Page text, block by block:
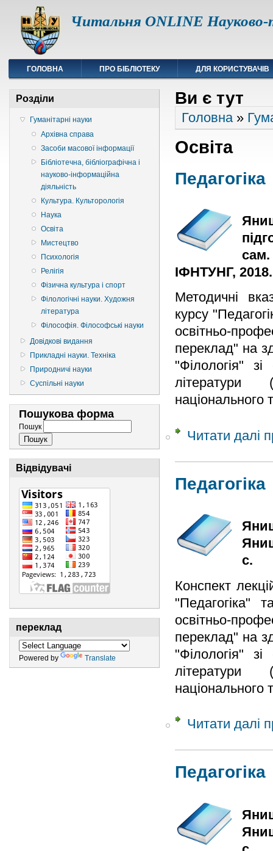
Читальня ONLINE Науково-
ГОЛОВНА ПРО БІБЛІОТЕКУ ДЛЯ КОРИСТУВАЧІВ
Розділи
Гуманітарні науки
Архівна справа
Засоби масової інформації
Бібліотечна, бібліографічна і
науково-інформаційна
діяльність
Культура. Культорологія
Наука
Освіта
Мистецтво
Психологія
Релігія
Фізична культура і спорт
Філологічні науки. Художня
література
Філософія. Філософські науки
Довідкові видання
Прикладні науки. Техніка
Природничі науки
Суспільні науки
Пошукова форма
Пошук
Відвідувачі
переклад
Powered by Translate
Ви є тут
Головна»
Освіта
Педагогіка
сам.
ІФНТУНГ,
Методичні
курсу
освітньо-
переклад" на
"Філологія"
літератури
національного
Читати далі
Педагогіка
с.
Конспект
"Педагогіка"
освітньо-
переклад" на
"Філологія"
літератури
національного
Читати далі
Педагогіка